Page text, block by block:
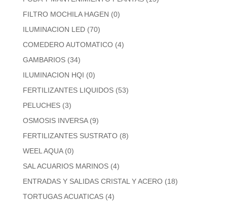
FILTRO MOCHILA HAGEN (0)
ILUMINACION LED (70)
COMEDERO AUTOMATICO (4)
GAMBARIOS (34)
ILUMINACION HQI (0)
FERTILIZANTES LIQUIDOS (53)
PELUCHES (3)
OSMOSIS INVERSA (9)
FERTILIZANTES SUSTRATO (8)
WEEL AQUA (0)
SAL ACUARIOS MARINOS (4)
ENTRADAS Y SALIDAS CRISTAL Y ACERO (18)
TORTUGAS ACUATICAS (4)